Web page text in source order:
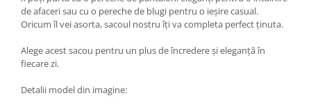
de afaceri sau cu o pereche de blugi pentru o ieșire casual.
Oricum îl vei asorta, sacoul nostru îți va completa perfect ținuta.
Alege acest sacou pentru un plus de încredere și eleganță în
fiecare zi.
Detalii model din imagine: